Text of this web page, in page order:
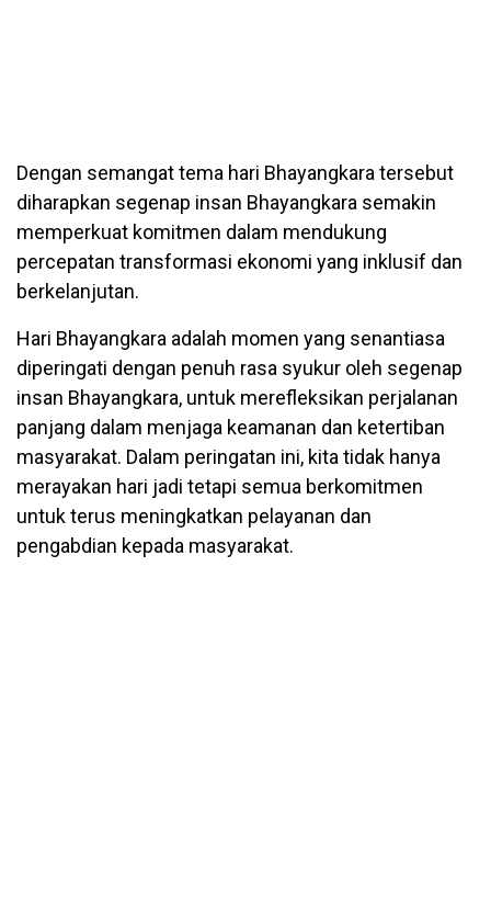
Dengan semangat tema hari Bhayangkara tersebut
diharapkan segenap insan Bhayangkara semakin
memperkuat komitmen dalam mendukung
percepatan transformasi ekonomi yang inklusif dan
berkelanjutan.
Hari Bhayangkara adalah momen yang senantiasa
diperingati dengan penuh rasa syukur oleh segenap
insan Bhayangkara, untuk merefleksikan perjalanan
panjang dalam menjaga keamanan dan ketertiban
masyarakat. Dalam peringatan ini, kita tidak hanya
merayakan hari jadi tetapi semua berkomitmen
untuk terus meningkatkan pelayanan dan
pengabdian kepada masyarakat.